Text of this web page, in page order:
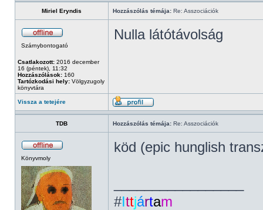
Miriel Eryndis Hozzászólás témája: Re: Asszociációk
Szárnybontogató
Csatlakozott: 2016 december
16 (péntek), 11:32
Hozzászólások: 160
Tartózkodási hely: Völgyzugoly
könyvtára
Nulla látótávolság
Vissza a tetejére
TDB Hozzászólás témája: Re: Asszociációk
Könyvmoly
köd (epic hunglish
#Ittjártam